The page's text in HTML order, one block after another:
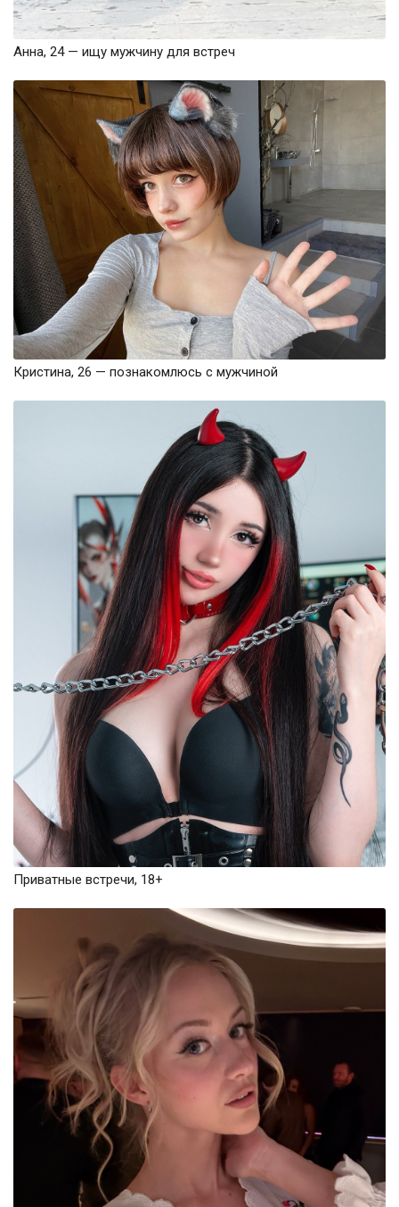
Анна, 24 — ищу мужчину для встреч
Кристина, 26 — познакомлюсь с мужчиной
Приватные встречи, 18+